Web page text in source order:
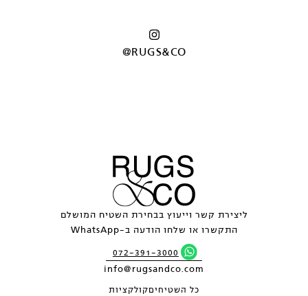
@RUGS&CO
ליצירת קשר וייעוץ בבחירת השטיח המושלם
התקשרו או שלחו הודעה ב-WhatsApp
072-391-3000
info@rugsandco.com
כל השטיחיםקולקציות